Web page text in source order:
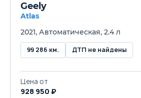
Geely
Atlas
2021, Автоматическая, 2.4 л
99 286 км. ДТП не найдены
Цена от
928 950 ₽